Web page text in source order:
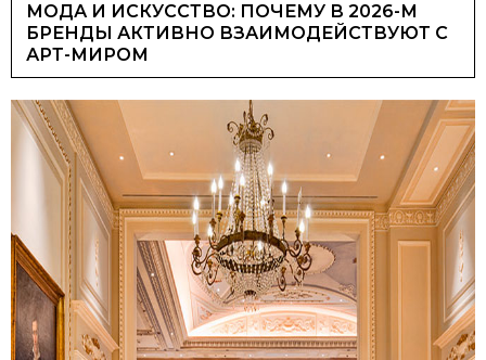
МОДА И ИСКУССТВО: ПОЧЕМУ В 2026-М
БРЕНДЫ АКТИВНО ВЗАИМОДЕЙСТВУЮТ С
АРТ-МИРОМ